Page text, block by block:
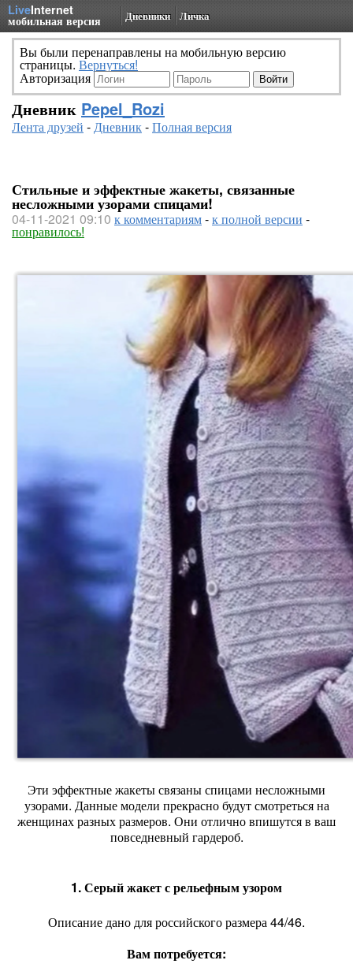
LiveInternet
мобильная версия Дневники Личка
Вы были перенаправлены на мобильную версию
страницы. Вернуться!
Авторизация
Дневник Pepel_Rozi
Лента друзей -Дневник-Полная версия
Стильные и эффектные жакеты, связанные
несложными узорами спицами!
04-11-2021 09:10 к комментариям-к полной версии -
понравилось!
Эти эффектные жакеты связаны спицами несложными
узорами. Данные модели прекрасно будут смотреться на
женщинах разных размеров. Они отлично впишутся в ваш
повседневный гардероб.
1. Серый жакет с рельефным узором
Описание дано для российского размера 44/46.
Вам потребуется: